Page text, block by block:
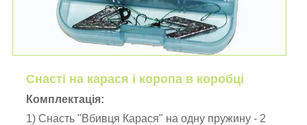
Снасті на карася і коропа в коробці
Комплектація:
1) Снасть "Вбивця Карася" на одну пружину - 2